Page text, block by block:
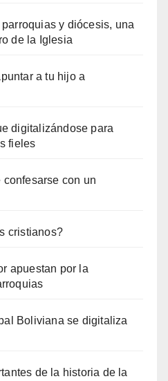
y diócesis, una
de la Iglesia
a tu hijo a
digitalizándose para
fieles
con un
cristianos?
apuestan por la
Boliviana se digitaliza
de la historia de la